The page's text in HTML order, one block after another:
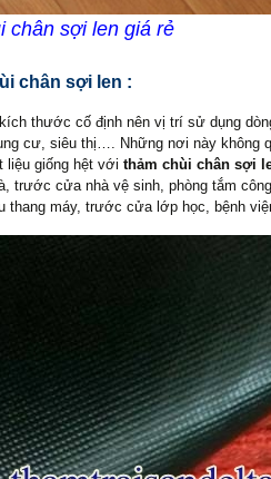
chân sợi len giá rẻ
chân sợi len :
thước cố định nên vị trí sử dụng
cư, siêu thị…. Những nơi này không
liệu giống hệt với thảm chùi chân sợi
trước cửa nhà vệ sinh, phòng tắm
thang máy, trước cửa lớp học, bệnh